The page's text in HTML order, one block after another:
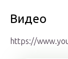
Видео
https://